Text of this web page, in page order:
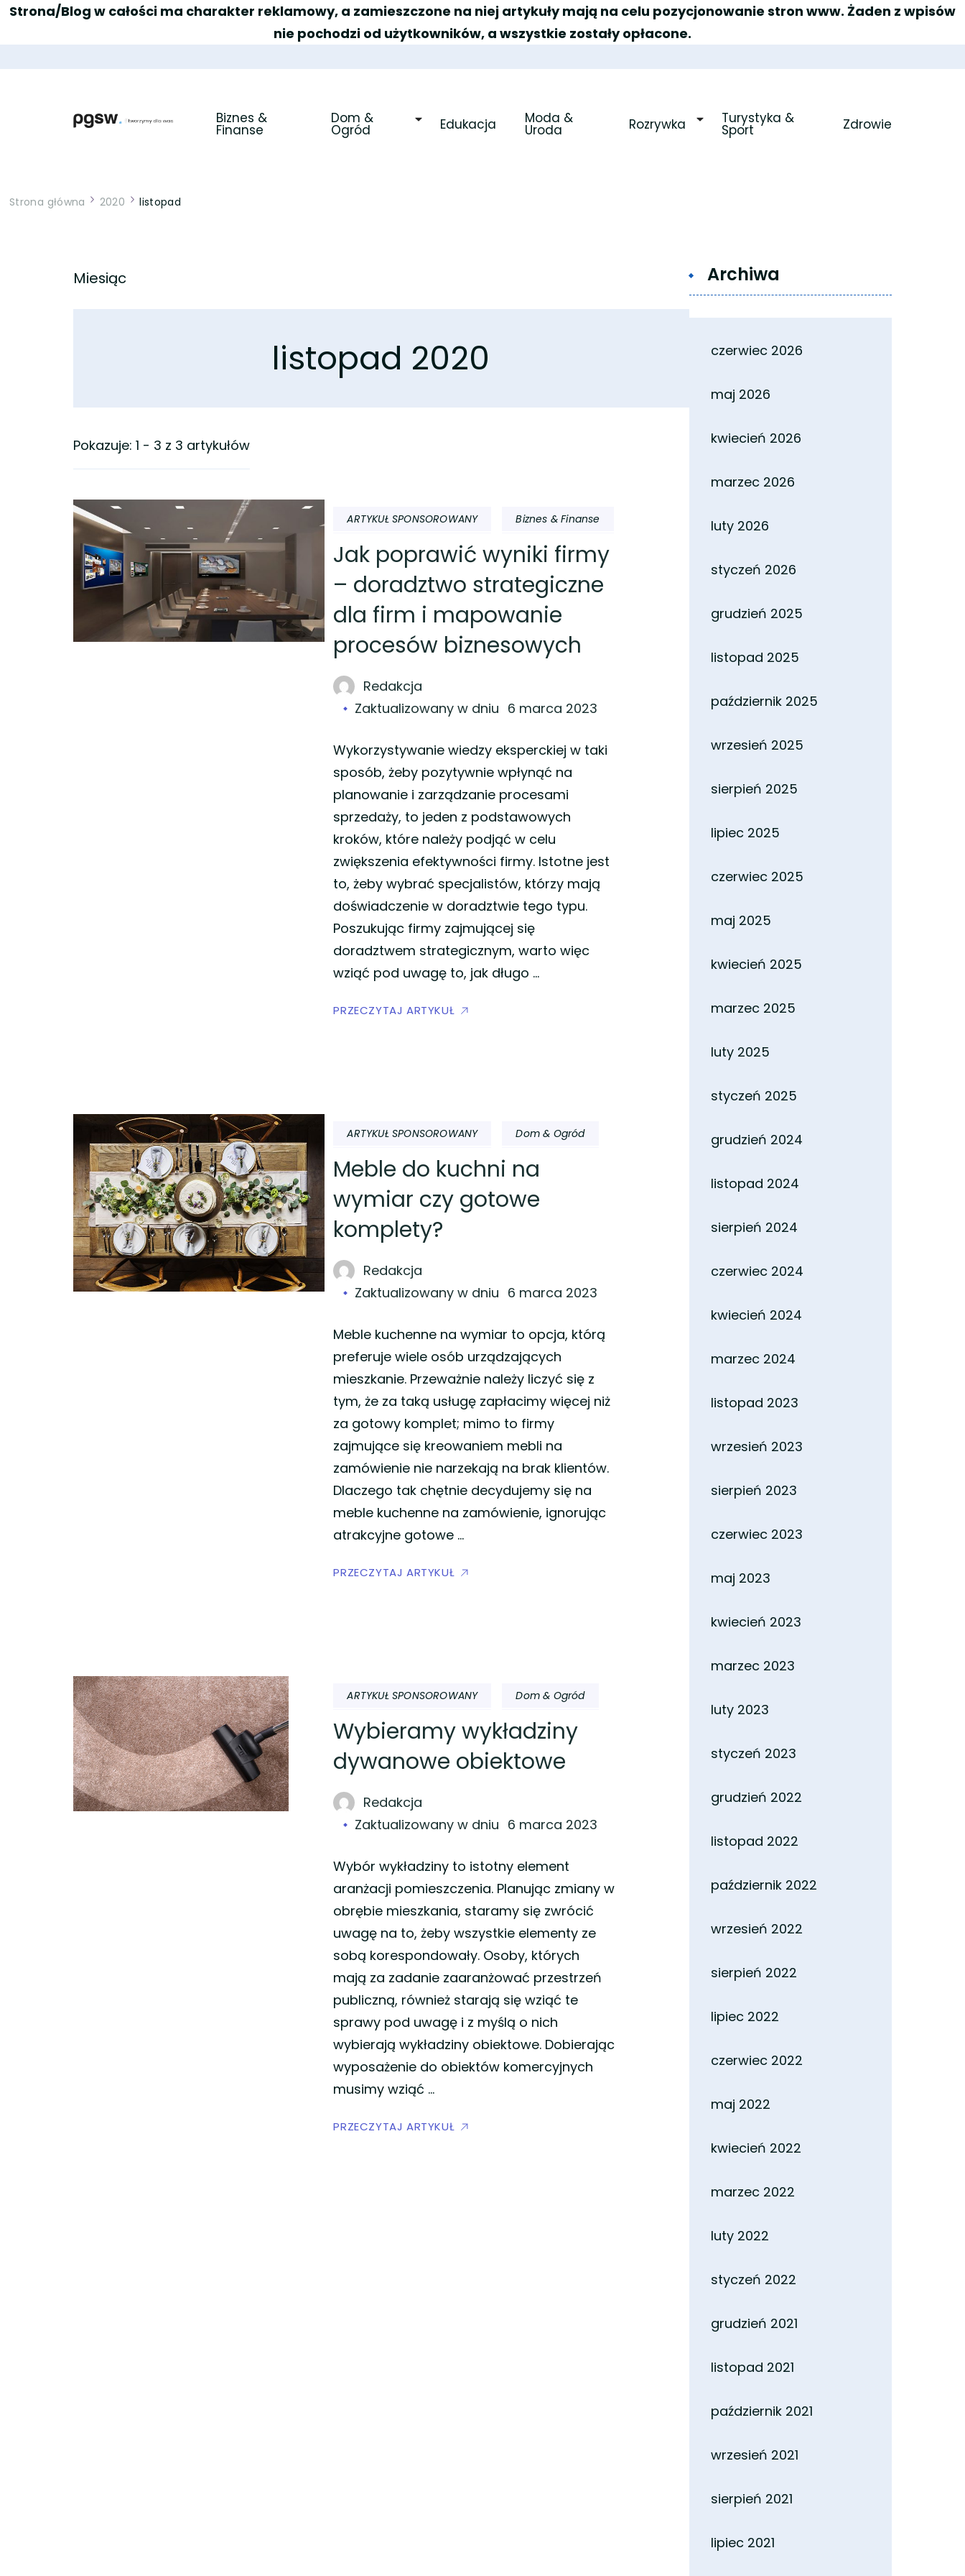
Strona/Blog w całości ma charakter reklamowy, a zamieszczone na niej artykuły mają na celu pozycjonowanie stron www. Żaden z wpisów
nie pochodzi od użytkowników, a wszystkie zostały opłacone.
Biznes &
Finanse
Dom &
Ogród Edukacja Moda &
Uroda Rozrywka Turystyka &
Sport Zdrowie
Strona główna 2020 listopad
Miesiąc
listopad 2020
Pokazuje: 1 - 3 z 3 artykułów
ARTYKUŁ SPONSOROWANY Biznes & Finanse
Jak poprawić wyniki firmy
– doradztwo strategiczne
dla firm i mapowanie
procesów biznesowych
Redakcja
Zaktualizowany w dniu 6 marca 2023
Wykorzystywanie wiedzy eksperckiej w taki
sposób, żeby pozytywnie wpłynąć na
planowanie i zarządzanie procesami
sprzedaży, to jeden z podstawowych
kroków, które należy podjąć w celu
zwiększenia efektywności firmy. Istotne jest
to, żeby wybrać specjalistów, którzy mają
doświadczenie w doradztwie tego typu.
Poszukując firmy zajmującej się
doradztwem strategicznym, warto więc
wziąć pod uwagę to, jak długo …
PRZECZYTAJ ARTYKUŁ
ARTYKUŁ SPONSOROWANY Dom & Ogród
Meble do kuchni na
wymiar czy gotowe
komplety?
Redakcja
Zaktualizowany w dniu 6 marca 2023
Meble kuchenne na wymiar to opcja, którą
preferuje wiele osób urządzających
mieszkanie. Przeważnie należy liczyć się z
tym, że za taką usługę zapłacimy więcej niż
za gotowy komplet; mimo to firmy
zajmujące się kreowaniem mebli na
zamówienie nie narzekają na brak klientów.
Dlaczego tak chętnie decydujemy się na
meble kuchenne na zamówienie, ignorując
atrakcyjne gotowe …
PRZECZYTAJ ARTYKUŁ
ARTYKUŁ SPONSOROWANY Dom & Ogród
Wybieramy wykładziny
dywanowe obiektowe
Redakcja
Zaktualizowany w dniu 6 marca 2023
Wybór wykładziny to istotny element
aranżacji pomieszczenia. Planując zmiany w
obrębie mieszkania, staramy się zwrócić
uwagę na to, żeby wszystkie elementy ze
sobą korespondowały. Osoby, których
mają za zadanie zaaranżować przestrzeń
publiczną, również starają się wziąć te
sprawy pod uwagę i z myślą o nich
wybierają wykładziny obiektowe. Dobierając
wyposażenie do obiektów komercyjnych
musimy wziąć …
PRZECZYTAJ ARTYKUŁ
Archiwa
czerwiec 2026
maj 2026
kwiecień 2026
marzec 2026
luty 2026
styczeń 2026
grudzień 2025
listopad 2025
październik 2025
wrzesień 2025
sierpień 2025
lipiec 2025
czerwiec 2025
maj 2025
kwiecień 2025
marzec 2025
luty 2025
styczeń 2025
grudzień 2024
listopad 2024
sierpień 2024
czerwiec 2024
kwiecień 2024
marzec 2024
listopad 2023
wrzesień 2023
sierpień 2023
czerwiec 2023
maj 2023
kwiecień 2023
marzec 2023
luty 2023
styczeń 2023
grudzień 2022
listopad 2022
październik 2022
wrzesień 2022
sierpień 2022
lipiec 2022
czerwiec 2022
maj 2022
kwiecień 2022
marzec 2022
luty 2022
styczeń 2022
grudzień 2021
listopad 2021
październik 2021
wrzesień 2021
sierpień 2021
lipiec 2021